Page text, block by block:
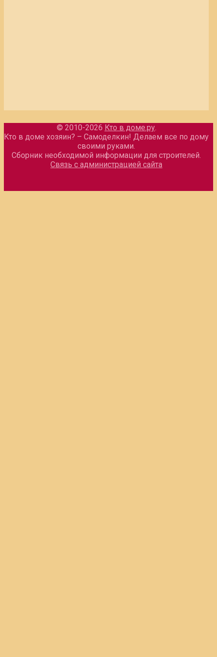
© 2010-2026 Кто в доме.ру.
Кто в доме хозяин? – Самоделкин! Делаем все по дому
своими руками.
Сборник необходимой информации для строителей.
Связь с администрацией сайта